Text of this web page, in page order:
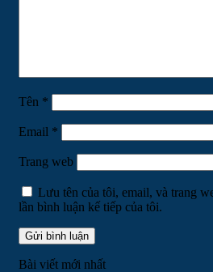
Tên *
Email *
Trang web
Lưu tên của tôi, email, và trang
lần bình luận kế tiếp của tôi.
Bài viết mới nhất